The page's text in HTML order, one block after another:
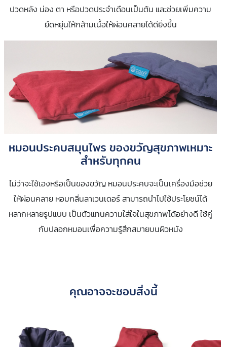
ปวดหลัง น่อง ตา หรือปวดประจำเดือนเป็นต้น และช่วยเพิ่มความ
ยืดหยุ่นให้กล้ามเนื้อให้ผ่อนคลายได้ดียิ่งขึ้น
หมอนประคบสมุนไพร ของขวัญสุขภาพเหมาะ
สำหรับทุกคน
ไม่ว่าจะใช้เองหรือเป็นของขวัญ หมอนประคบจะเป็นเครื่องมือช่วย
ให้ผ่อนคลาย หอมกลิ่นลาเวนเดอร์ สามารถนำไปใช้ประโยชน์ได้
หลากหลายรูปแบบ เป็นตัวแทนความใส่ใจในสุขภาพได้อย่างดี ใช้คู่
กับปลอกหมอนเพื่อความรู้สึกสบายบนผิวหนัง
คุณอาจจะชอบสิ่งนี้